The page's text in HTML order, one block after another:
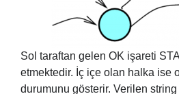
Sol taraftan gelen OK işareti
etmektedir. İç içe olan halka ise
durumunu gösterir. Verilen